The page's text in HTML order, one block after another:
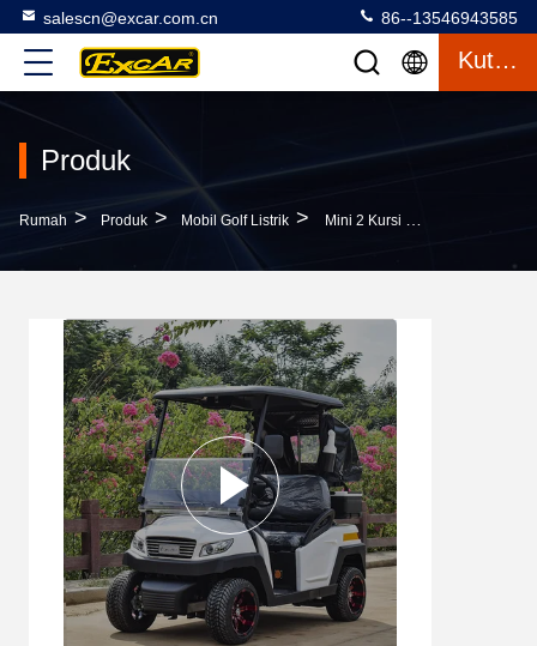
salescn@excar.com.cn 86--13546943585
Kutipan
Produk
Rumah > Produk > Mobil Golf Listrik > Mini 2 Kursi Roda Aluminium Kereta Golf Listrik Dengan AC CONTROLLER